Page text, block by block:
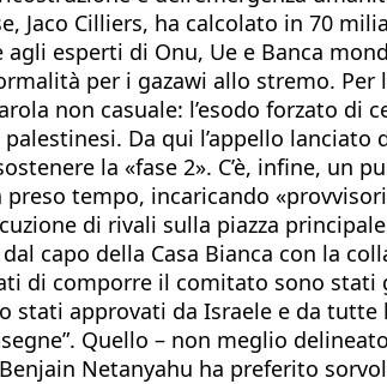
Jaco Cilliers, ha calcolato in 70
esperti di Onu, Ue e Banca
per i gazawi allo stremo.
non casuale: l’esodo forzato
Da qui l’appello
la «fase 2». C’è, infine, un
preso tempo, incaricando
di rivali sulla piazza
capo della Casa Bianca con la
di comporre il comitato sono
stati approvati da Israele e da
Quello – non meglio
Netanyahu ha preferito